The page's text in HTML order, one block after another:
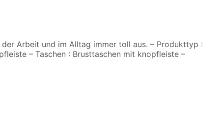
Arbeit und im Alltag immer toll aus. – Produkttyp :
– Taschen : Brusttaschen mit knopfleiste –